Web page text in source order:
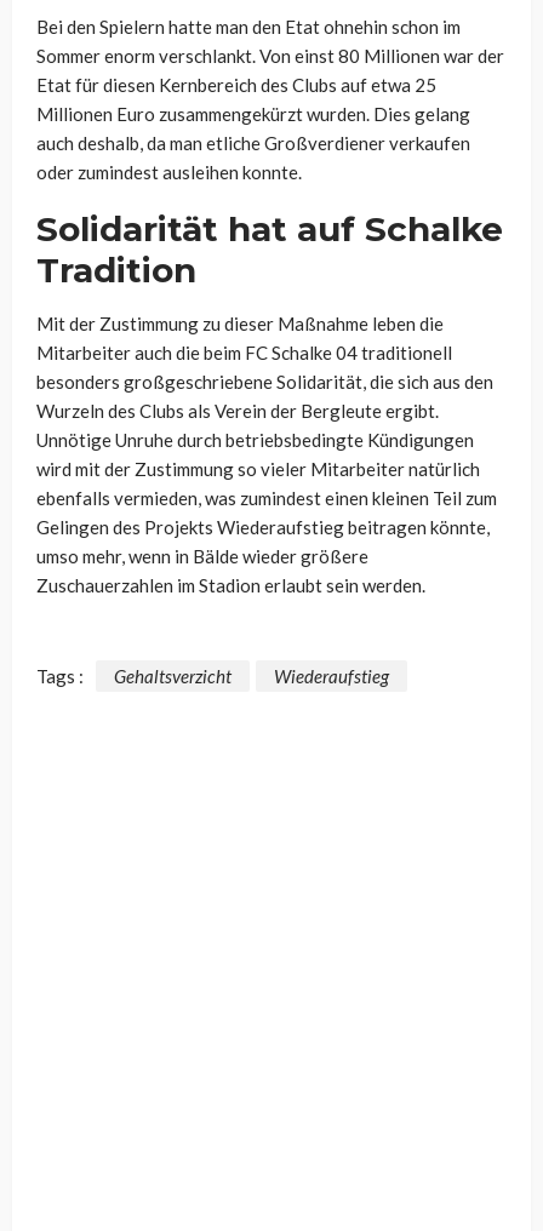
Bei den Spielern hatte man den Etat ohnehin schon im
Sommer enorm verschlankt. Von einst 80 Millionen war der
Etat für diesen Kernbereich des Clubs auf etwa 25
Millionen Euro zusammengekürzt wurden. Dies gelang
auch deshalb, da man etliche Großverdiener verkaufen
oder zumindest ausleihen konnte.
Solidarität hat auf Schalke
Tradition
Mit der Zustimmung zu dieser Maßnahme leben die
Mitarbeiter auch die beim FC Schalke 04 traditionell
besonders großgeschriebene Solidarität, die sich aus den
Wurzeln des Clubs als Verein der Bergleute ergibt.
Unnötige Unruhe durch betriebsbedingte Kündigungen
wird mit der Zustimmung so vieler Mitarbeiter natürlich
ebenfalls vermieden, was zumindest einen kleinen Teil zum
Gelingen des Projekts Wiederaufstieg beitragen könnte,
umso mehr, wenn in Bälde wieder größere
Zuschauerzahlen im Stadion erlaubt sein werden.
Tags : Gehaltsverzicht Wiederaufstieg